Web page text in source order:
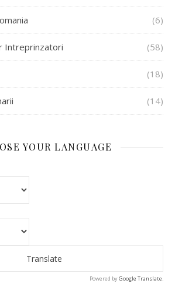
(6)
Intreprinzatori (58)
(18)
(14)
YOUR LANGUAGE
Powered byGoogle Translate.